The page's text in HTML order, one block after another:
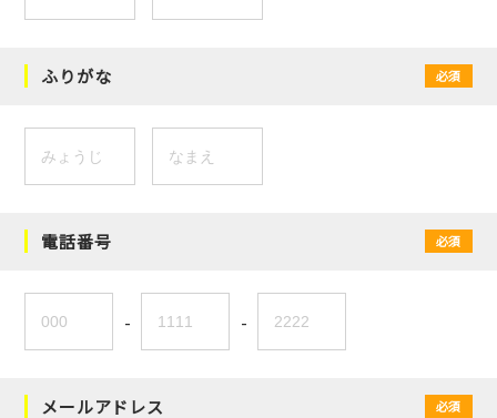
ふりがな 必須
電話番号 必須
- -
メールアドレス 必須